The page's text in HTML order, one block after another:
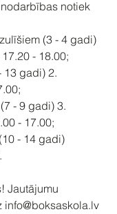
notiek
(3 - 4 gadi)
- 18.00;
13 gadi) 2.
- 9 gadi) 3.
- 17.00;
- 14 gadi)
Jautājumu